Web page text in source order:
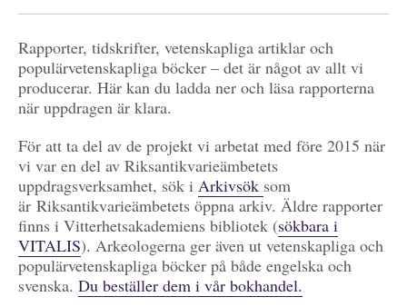
Rapporter, tidskrifter, vetenskapliga artiklar och
populärvetenskapliga böcker – det är något av allt vi
producerar. Här kan du ladda ner och läsa rapporterna
när uppdragen är klara.
För att ta del av de projekt vi arbetat med före 2015 när
vi var en del av Riksantikvarieämbetets
uppdragsverksamhet, sök i Arkivsök som
är Riksantikvarieämbetets öppna arkiv. Äldre rapporter
finns i Vitterhetsakademiens bibliotek (sökbara i
VITALIS). Arkeologerna ger även ut vetenskapliga och
populärvetenskapliga böcker på både engelska och
svenska. Du beställer dem i vår bokhandel.